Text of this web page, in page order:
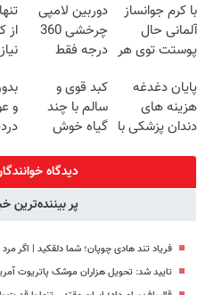
با کرم جوانساز
آلمانی حال
پوستت توی هر
خوبه۴۵٪تخفیف
دوربین لامپی
چرخشی 360
درجه فقط
🔥 پرداخت
درب منزل
از
پایان دغدغه
هزینه های
دندان پزشکی با
کبد قوی و
سالم با چند
گیاه خوش
و
دیدگاه
پر بیننده‌ترین
فریاد تند هادی چوپان؛‌ شما دلقکید | اگر
تایید شد: تحویل هزاران موشک پاتریوت